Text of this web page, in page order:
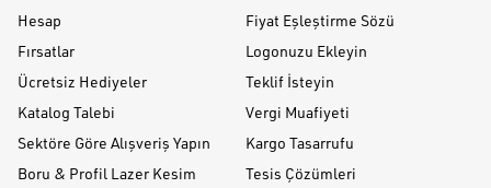
Hesap
Fırsatlar
Ücretsiz Hediyeler
Katalog Talebi
Sektöre Göre Alışveriş Yapın
Boru & Profil Lazer Kesim
Fiyat Eşleştirme Sözü
Logonuzu Ekleyin
Teklif İsteyin
Vergi Muafiyeti
Kargo Tasarrufu
Tesis Çözümleri